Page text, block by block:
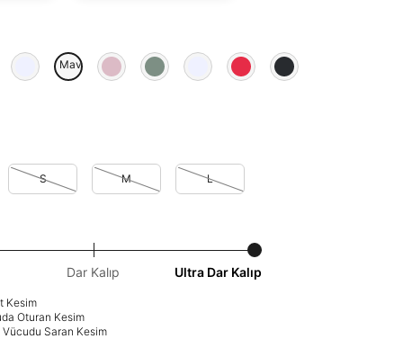
Mavi
S M L
Dar Kalıp Ultra Dar Kalıp
Kesim
Oturan Kesim
Vücudu Saran Kesim